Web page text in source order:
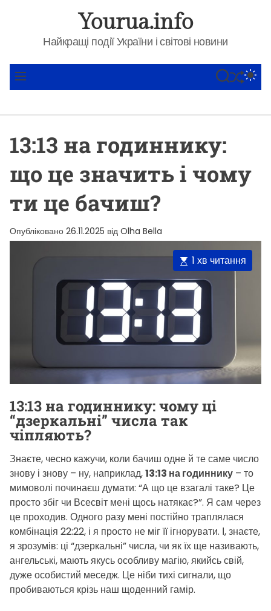
д
Yourua.info
Найкращі події України і світові новини
П
Е
М
К
О
В
О
Г
У
ПЕРЕТАСУВАТИ
П
О
К
М
13:13 на годиннику:
що це значить і чому
ти це бачиш?
Опубліковано 26.11.2025 від Olha Bella
О
р
і
є
н
т
в
н
й
ч
с
ч
и
т
а
н
н
я
1 хв читання
13:13 на годиннику: чому ці
“дзеркальні” числа так
чіпляють?
Знаєте, чесно кажучи, коли бачиш одне й те саме число
знову і знову – ну, наприклад,13:13 на годиннику – то
мимоволі починаєш думати: “А що це взагалі таке? Це
просто збіг чи Всесвіт мені щось натякає?”. Я сам через
це проходив. Одного разу мені постійно траплялася
комбінація 22:22, і я просто не міг її ігнорувати. І, знаєте,
я зрозумів: ці “дзеркальні” числа, чи як їх ще називають,
ангельські, мають якусь особливу магію, якийсь свій,
дуже особистий меседж. Це ніби тихі сигнали, що
пробиваються крізь наш щоденний гамір.